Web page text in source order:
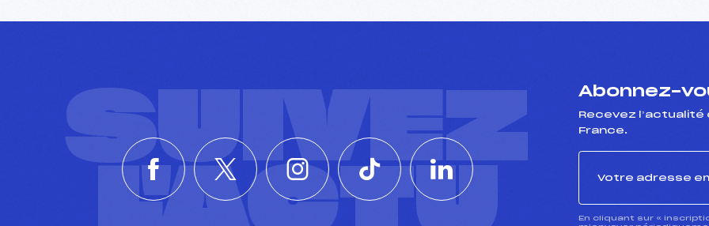
SUIVEZ Abonnez-
Recevez l’actualité
France.
En cliquant sur «